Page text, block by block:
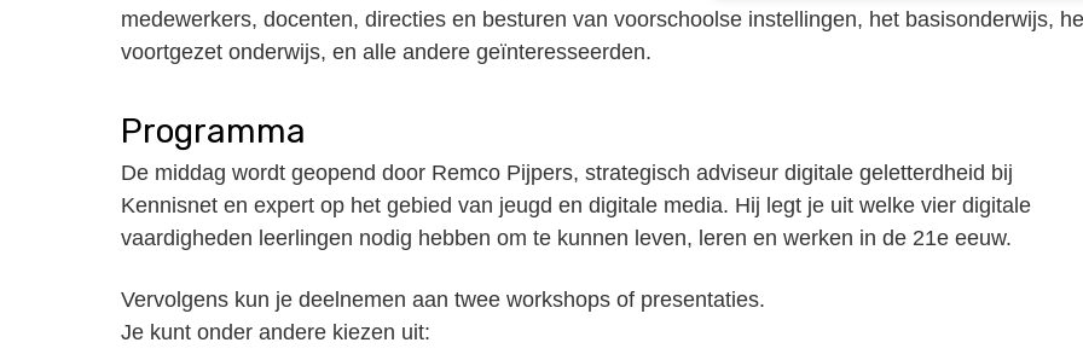
medewerkers, docenten, directies en besturen van voorschoolse instellingen, het basisonderwijs,
voortgezet onderwijs, en alle andere geïnteresseerden.
Programma
De middag wordt geopend door Remco Pijpers, strategisch adviseur digitale geletterdheid bij
Kennisnet en expert op het gebied van jeugd en digitale media. Hij legt je uit welke vier digitale
vaardigheden leerlingen nodig hebben om te kunnen leven, leren en werken in de 21e eeuw.
Vervolgens kun je deelnemen aan twee workshops of presentaties.
Je kunt onder andere kiezen uit: